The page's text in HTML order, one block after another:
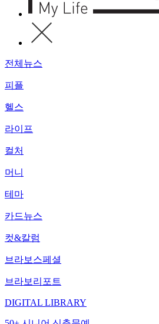
전체뉴스
피플
헬스
라이프
컬처
머니
테마
카드뉴스
컷&칼럼
브라보스페셜
브라보리포트
DIGITAL LIBRARY